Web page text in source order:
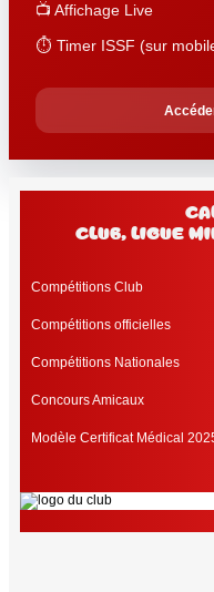
📺 Affichage Live
⏱️ Timer ISSF (sur
club, Ligue
Compétitions Club
Compétitions officielles
Compétitions Nationales
Concours Amicaux
Modèle Certificat Médical